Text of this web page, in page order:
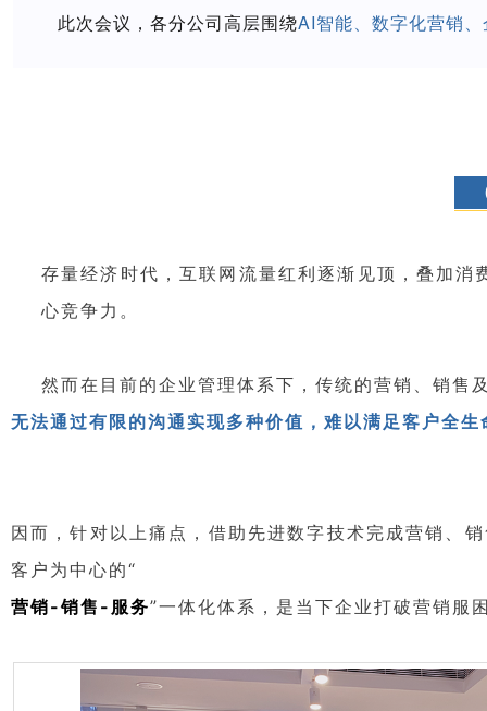
此次会议，各分公司高层围绕AI智能、数字化营销
存量经济时代，互联网流量红利逐渐见顶，叠加
心竞争力。
然而在目前的企业管理体系下，传统的营销、销售
无法通过有限的沟通实现多种价值，难以满足客户全
因而，针对以上痛点，借助先进数字技术完成营销、
客户为中心的“
营销-销售-服务”一体化体系，是当下企业打破营销服